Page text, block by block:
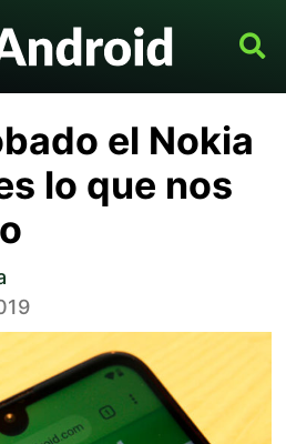
el Nokia
lo que nos